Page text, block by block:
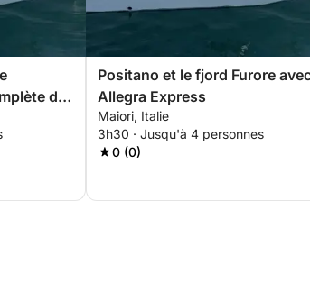
de
Positano et le fjord Furore
Allegra Express
Maiori, Italie
3h30 · Jusqu'à 4 personnes
0 (0)